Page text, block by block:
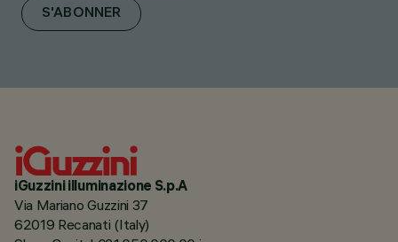
S'ABONNER
iGuzzini illuminazione S.p.A
Via Mariano Guzzini 37
62019 Recanati (Italy)